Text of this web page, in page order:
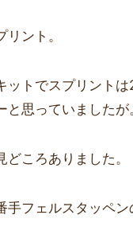
ント。
ットでスプリント
思っていましたが
ころありました。
手フェルスタッペ